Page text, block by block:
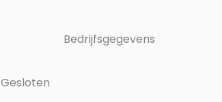
Gesloten
Bedrijfsgegevens